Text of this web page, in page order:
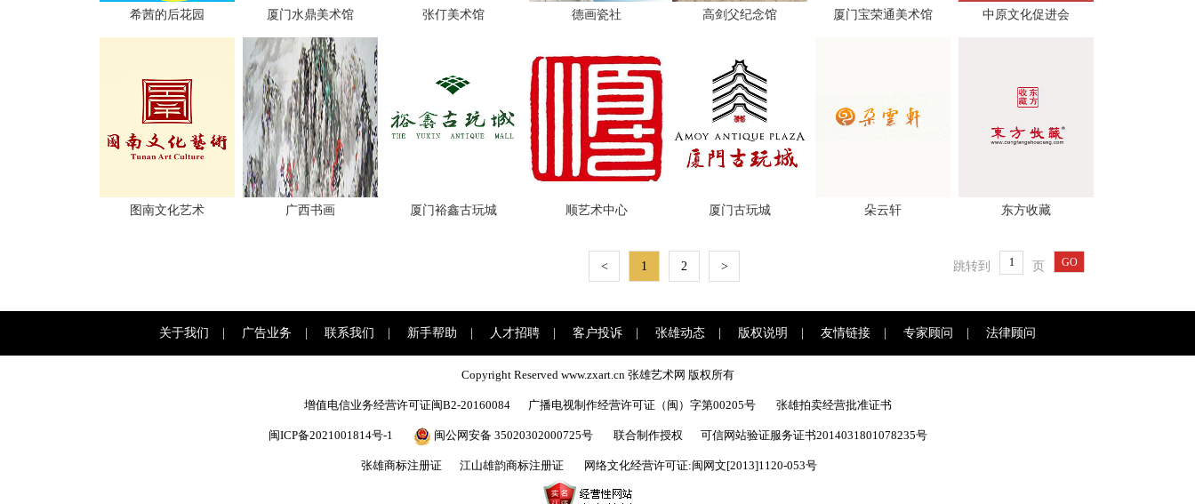
希茜的后花园 厦门水鼎美术馆 张仃美术馆 德画瓷社 高剑父纪念馆 厦门宝荣通美术馆 中原文化促进会
图南文化艺术 广西书画 厦门裕鑫古玩城 顺艺术中心 厦门古玩城 朵云轩 东方收藏
< 1 2 > 跳转到 页
关于我们 广告业务 联系我们 新手帮助 人才招聘 客户投诉 张雄动态 版权说明 友情链接 专家顾问 法律顾问
Copyright Reserved www.zxart.cn 张雄艺术网 版权所有
增值电信业务经营许可证闽B2-20160084 广播电视制作经营许可证（闽）字第00205号 张雄拍卖经营批准证书
闽ICP备2021001814号-1 闽公网安备 35020302000725号 联合制作授权 可信网站验证服务证书2014031801078235号
张雄商标注册证 江山雄韵商标注册证 网络文化经营许可证:闽网文[2013]1120-053号